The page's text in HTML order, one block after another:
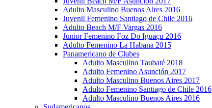
Adulto Masculino Buenos Aires 2016
Juvenil Femenino Santiago de Chile 2016
Adulto Beach M/F Vargas 2016
Junior Femenino Foz Do Iguaçu 2016
Adulto Femenino La Habana 2015
Panamericano de Clubes
Adulto Masculino Taubaté 2018
Adulto Femenino Asunción 2017
Adulto Masculino Buenos Aires 2017
Adulto Femenino Santiago de Chile 2016
Adulto Masculino Buenos Aires 2016